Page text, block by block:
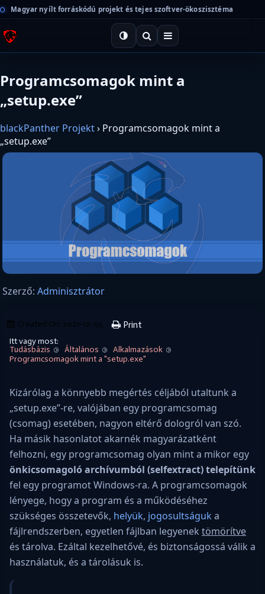
Magyar nyílt forráskódú projekt és tejes szoftver-ökoszisztéma
Programcsomagok mint a
„setup.exe”
blackPanther Projekt› Programcsomagok mint a
„setup.exe”
Szerző: Adminisztrátor
Created On 2021-12-05 Print
Itt vagy most:
Tudásbázis
Általános
Alkalmazások
Programcsomagok mint a "setup.exe"
Kizárólag a könnyebb megértés céljából utaltunk a
„setup.exe”-re, valójában egy programcsomag
(csomag) esetében, nagyon eltérő dologról van szó.
Ha másik hasonlatot akarnék magyarázatként
felhozni, egy programcsomag olyan mint a mikor egy
önkicsomagoló archívumból (selfextract) telepítünk
fel egy programot Windows-ra. A programcsomagok
lényege, hogy a program és a működéséhez
szükséges összetevők, helyük, jogosultságuka
fájlrendszerben, egyetlen fájlban legyenek tömörítve
és tárolva. Ezáltal kezelhetővé, és biztonságossá válik a
használatuk, és a tárolásuk is.